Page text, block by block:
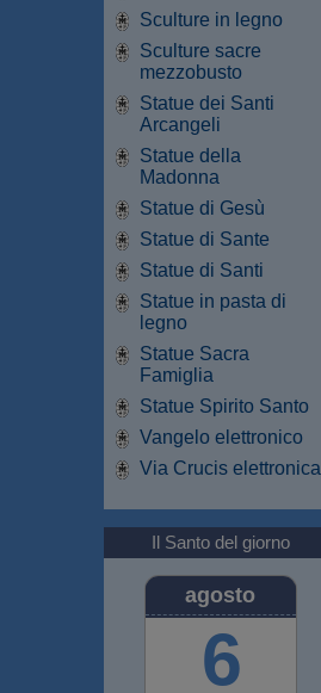
Sculture in legno
Sculture sacre
mezzobusto
Statue dei Santi
Arcangeli
Statue della
Madonna
Statue di Gesù
Statue di Sante
Statue di Santi
Statue in pasta di
legno
Statue Sacra
Famiglia
Statue Spirito Santo
Vangelo elettronico
Via Crucis elettronica
Il Santo del giorno
agosto
6